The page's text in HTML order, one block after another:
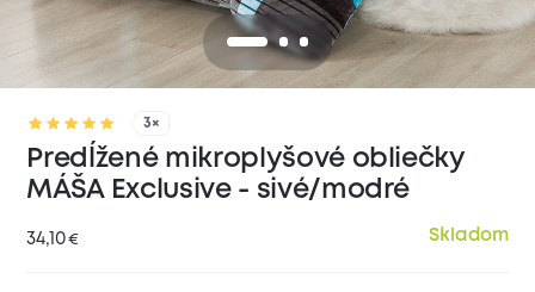
3×
Predĺžené mikroplyšové obliečky
MÁŠA Exclusive - sivé/modré
34,10€ Skladom